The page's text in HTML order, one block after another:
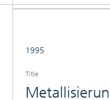
INSTITUTES
1995
Title